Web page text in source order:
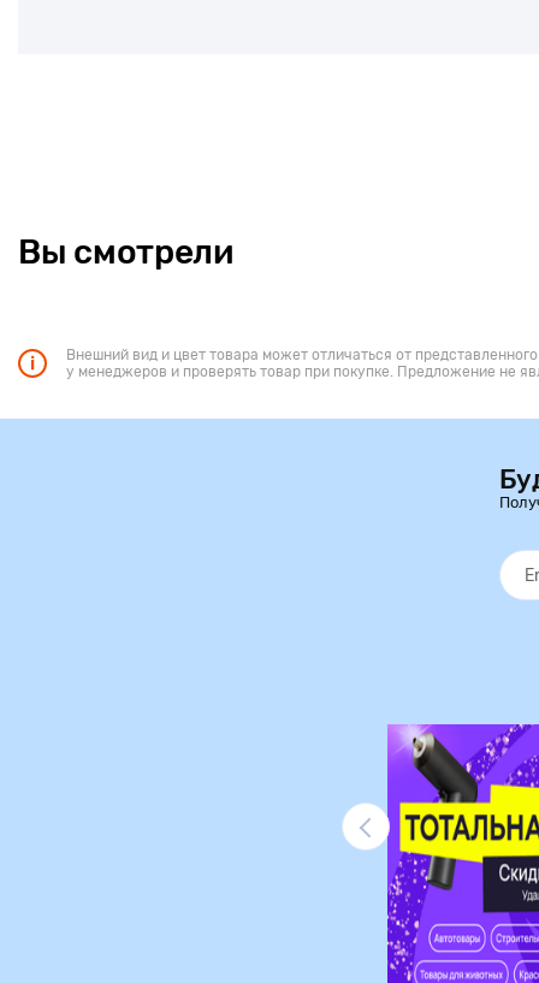
Вы смотрели
Внешний вид и цвет товара может отличаться от
у менеджеров и проверять товар при покупке. Предложение не